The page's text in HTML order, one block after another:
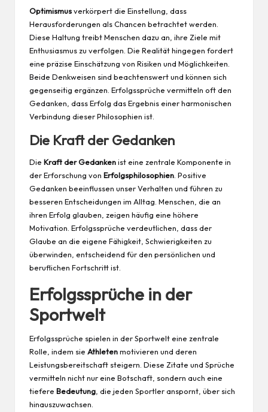
Optimismusverkörpert die Einstellung, dass
Herausforderungen als Chancen betrachtet werden.
Diese Haltung treibt Menschen dazu an, ihre Ziele mit
Enthusiasmus zu verfolgen. Die Realität hingegen fordert
eine präzise Einschätzung von Risiken und Möglichkeiten.
Beide Denkweisen sind beachtenswert und können sich
gegenseitig ergänzen. Erfolgssprüche vermitteln oft den
Gedanken, dass Erfolg das Ergebnis einer harmonischen
Verbindung dieser Philosophien ist.
Die Kraft der Gedanken
Die Kraft der Gedankenist eine zentrale Komponente in
der Erforschung von Erfolgsphilosophien . Positive
Gedanken beeinflussen unser Verhalten und führen zu
besseren Entscheidungen im Alltag. Menschen, die an
ihren Erfolg glauben, zeigen häufig eine höhere
Motivation. Erfolgssprüche verdeutlichen, dass der
Glaube an die eigene Fähigkeit, Schwierigkeiten zu
überwinden, entscheidend für den persönlichen und
beruflichen Fortschritt ist.
Erfolgssprüche in der
Sportwelt
Erfolgssprüche spielen in der Sportwelt eine zentrale
Rolle, indem sie Athletenmotivieren und deren
Leistungsbereitschaft steigern. Diese Zitate und Sprüche
vermitteln nicht nur eine Botschaft, sondern auch eine
tiefere Bedeutung , die jeden Sportler anspornt, über sich
hinauszuwachsen.